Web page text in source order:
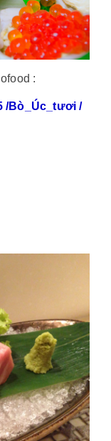
:
/Bò_Úc_tươi /